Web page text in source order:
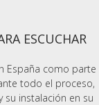
ESCUCHAR
España como parte
todo el proceso,
su instalación en su